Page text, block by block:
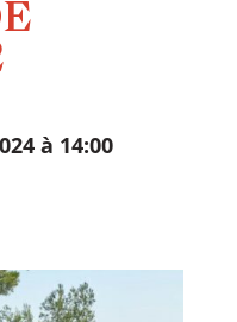
à 14:00